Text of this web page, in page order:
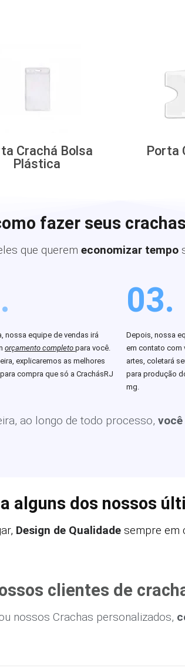
Crachá Bolsa
Plástica
Porta
fazer seus
que querem economizar tempo
nossa equipe de vendas irá
orçamento completo para você.
explicaremos as melhores
compra que só a CrachásRJ
03.
Depois, nossa
em contato com
artes, coletará
para produção
mg.
ao longo de todo processo,
alguns dos nossos
Design de Qualidade sempre em
clientes de
nossos Crachas personalizados,